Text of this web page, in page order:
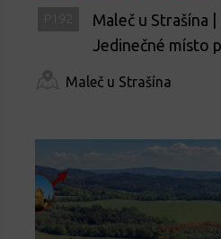
Maleč u Strašína |
Jedinečné místo
Maleč u Strašína